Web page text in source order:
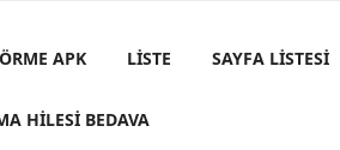
APK LISTE SAYFA LISTESI
HILESI BEDAVA